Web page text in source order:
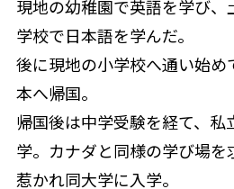
現地の幼稚園で英語を学び
学校で日本語を学んだ。
後に現地の小学校へ通い始め
本へ帰国。
帰国後は中学受験を経て、私
学。カナダと同様の学び場を
惹かれ同大学に入学。